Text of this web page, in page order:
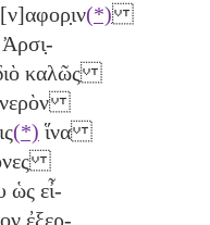
(*)
καλῶς
(*) ἵνα
ὡς εἶ-
ἐξερ-